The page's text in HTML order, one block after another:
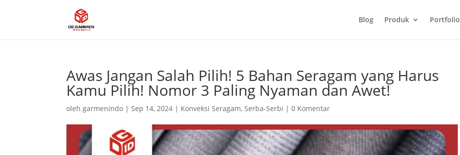
Blog Produk Portfolio
Awas Jangan Salah Pilih! 5 Bahan Seragam yang Harus
Kamu Pilih! Nomor 3 Paling Nyaman dan Awet!
olehgarmenindo |Sep 14, 2024 | Konveksi Seragam,Serba-Serbi |0 Komentar